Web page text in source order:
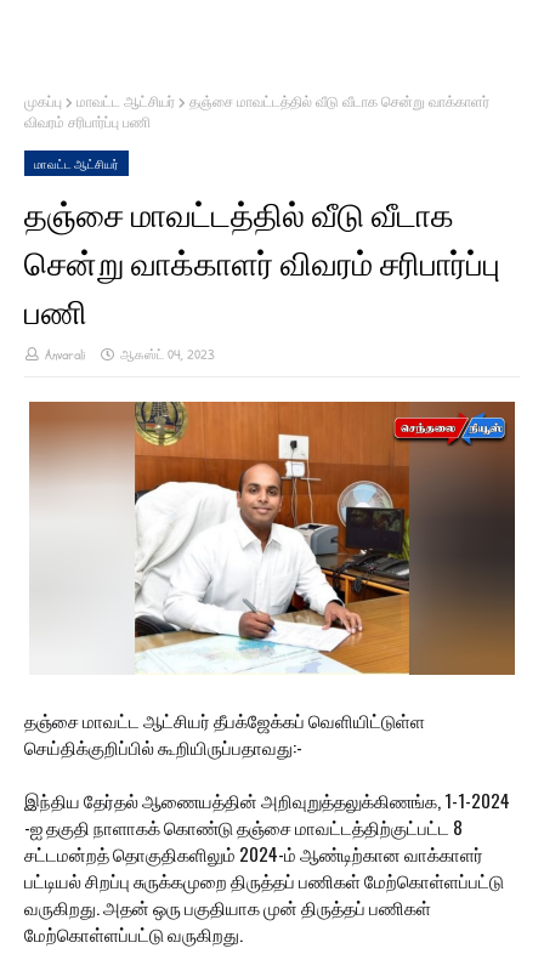
முகப்பு மாவட்ட ஆட்சியர்
தஞ்சை மாவட்டத்தில் வீடு வீடாக சென்று வாக்காளர்
விவரம் சரிபார்ப்பு பணி
மாவட்ட ஆட்சியர்
தஞ்சை மாவட்டத்தில் வீடு வீடாக
சென்று வாக்காளர் விவரம் சரிபார்ப்பு
பணி
Anvarali ஆகஸ்ட் 04, 2023
தஞ்சை மாவட்ட ஆட்சியர் தீபக்ஜேக்கப் வெளியிட்டுள்ள
செய்திக்குறிப்பில் கூறியிருப்பதாவது:-
இந்திய தேர்தல் ஆணையத்தின் அறிவுறுத்தலுக்கிணங்க, 1-1-2024
-ஐ தகுதி நாளாகக் கொண்டு தஞ்சை மாவட்டத்திற்குட்பட்ட 8
சட்டமன்றத் தொகுதிகளிலும் 2024-ம் ஆண்டிற்கான வாக்காளர்
பட்டியல் சிறப்பு சுருக்கமுறை திருத்தப் பணிகள் மேற்கொள்ளப்பட்டு
வருகிறது. அதன் ஒரு பகுதியாக முன் திருத்தப் பணிகள்
மேற்கொள்ளப்பட்டு வருகிறது.